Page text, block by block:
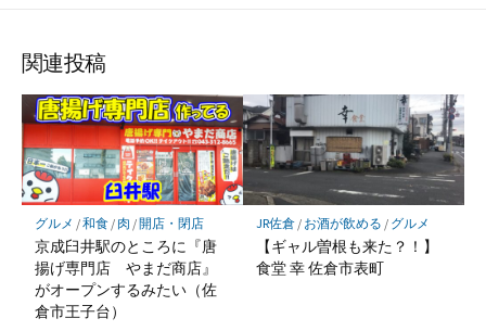
t
r
で
シ
ェ
ア
ク
マ
ー
ク
に
保
存
ェ
ア
o
k
で
シ
ェ
ア
に
保
存
y
で
購
読
関連投稿
グルメ /和食/ 肉 /開店・閉店
京成臼井駅のところに『唐
揚げ専門店 やまだ商店』
がオープンするみたい（佐
倉市王子台）
JR佐倉/ お酒が飲める / グルメ
【ギャル曽根も来た？！】
食堂 幸 佐倉市表町